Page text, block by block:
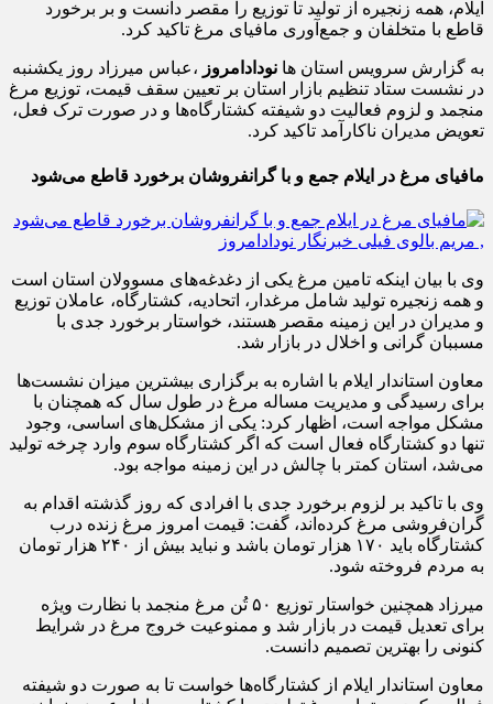
قاطع با متخلفان و جمع‌آوری مافیای مرغ تاکید کرد.
در نشست ستاد تنظیم بازار استان بر تعیین سقف قیمت، توزیع مرغ
منجمد و لزوم فعالیت دو شیفته کشتارگاه‌ها و در صورت ترک فعل،
تعویض مدیران ناکارآمد تاکید کرد.
و همه زنجیره تولید شامل مرغدار، اتحادیه، کشتارگاه، عاملان توزیع
و مدیران در این زمینه مقصر هستند، خواستار برخورد جدی با
مسببان گرانی و اخلال در بازار شد.
برای رسیدگی و مدیریت مساله مرغ در طول سال که همچنان با
مشکل مواجه است، اظهار کرد: یکی از مشکل‌های اساسی، وجود
تنها دو کشتارگاه فعال است که اگر کشتارگاه سوم وارد چرخه تولید
می‌شد، استان کمتر با چالش در این زمینه مواجه بود.
گران‌فروشی مرغ کرده‌اند، گفت: قیمت امروز مرغ زنده درب
کشتارگاه باید ۱۷۰ هزار تومان باشد و نباید بیش از ۲۴۰ هزار تومان
به مردم فروخته شود.
برای تعدیل قیمت در بازار شد و ممنوعیت خروج مرغ در شرایط
کنونی را بهترین تصمیم دانست.
فعالیت کرده و تمام مرغ تولیدی را کشتار و به بازار عرضه نمایند.